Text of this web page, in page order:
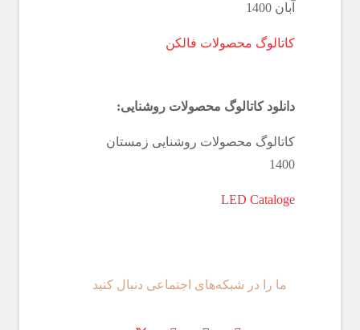
آبان 1400
کاتالوگ محصولات فالکن
دانلود کاتالوگ محصولات روشنایی:
کاتالوگ محصولات روشنایی زمستان
1400
LED Cataloge
ما را در شبکه‌های اجتماعی دنبال کنید